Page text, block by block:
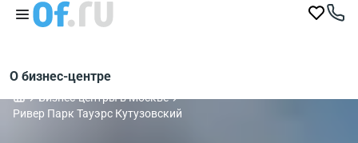
О бизнес-центре
Бизнес-центры в Москве
Ривер Парк Тауэрс Кутузовский